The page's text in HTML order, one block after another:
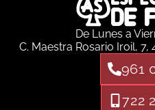
De Lunes a
C. Maestra Rosario Iroil, 7,
961
722